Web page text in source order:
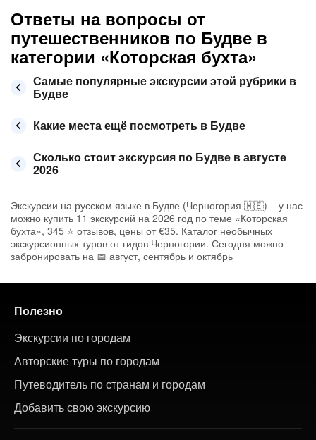
Ответы на вопросы от
путешественников по Будве в
категории «Которская бухта»
Самые популярные экскурсии этой рубрики в
Будве
Какие места ещё посмотреть в Будве
Сколько стоит экскурсия по Будве в августе
2026
Экскурсии на русском языке в Будве (Черногория 🇲🇪) – у нас
можно купить 11 экскурсий на 2026 год по теме «Которская
бухта», 345 ⭐ отзывов, цены от €35. Каталог необычных
экскурсионных туров от гидов Черногории. Сегодня можно
забронировать на 📅 август, сентябрь и октябрь
Полезно
Экскурсии по городам
Авторские туры по городам
Путеводитель по странам и городам
Добавить свою экскурсию